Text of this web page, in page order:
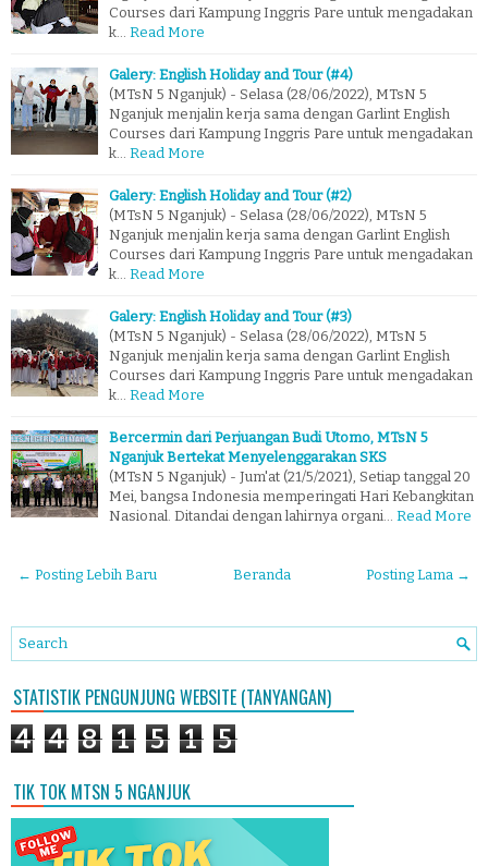
Courses dari Kampung Inggris Pare untuk mengadakan
k…
Read More
Galery: English Holiday and Tour (#4)
(MTsN 5 Nganjuk) - Selasa (28/06/2022), MTsN 5
Nganjuk menjalin kerja sama dengan Garlint English
Courses dari Kampung Inggris Pare untuk mengadakan
k…
Read More
Galery: English Holiday and Tour (#2)
(MTsN 5 Nganjuk) - Selasa (28/06/2022), MTsN 5
Nganjuk menjalin kerja sama dengan Garlint English
Courses dari Kampung Inggris Pare untuk mengadakan
k…
Read More
Galery: English Holiday and Tour (#3)
(MTsN 5 Nganjuk) - Selasa (28/06/2022), MTsN 5
Nganjuk menjalin kerja sama dengan Garlint English
Courses dari Kampung Inggris Pare untuk mengadakan
k…
Read More
Bercermin dari Perjuangan Budi Utomo, MTsN 5
Nganjuk Bertekat Menyelenggarakan SKS
(MTsN 5 Nganjuk) - Jum'at (21/5/2021), Setiap tanggal 20
Mei, bangsa Indonesia memperingati Hari Kebangkitan
Nasional. Ditandai dengan lahirnya organi…
Read More
← Posting Lebih Baru Posting Lama →
Beranda
STATISTIK PENGUNJUNG WEBSITE (TANYANGAN)
4 4 8 1 5 1 5
TIK TOK MTSN 5 NGANJUK